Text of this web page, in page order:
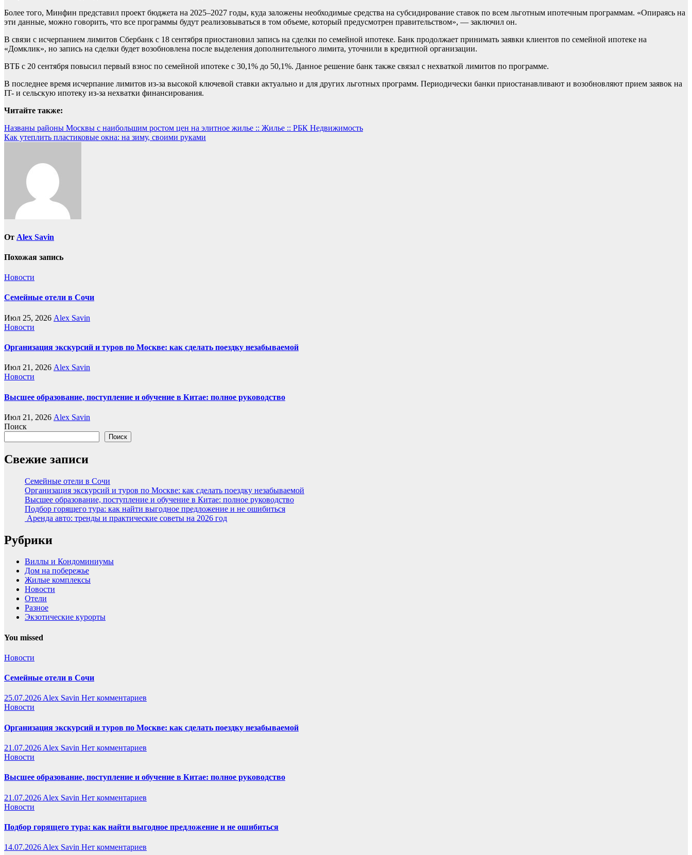
Более того, Минфин представил проект бюджета на 2025–2027 годы, куда заложены необходимые средства на субсидирование ставок по всем льготным ипотечным программам. «Опираясь на
эти данные, можно говорить, что все программы будут реализовываться в том объеме, который предусмотрен правительством», — заключил он.
В связи с исчерпанием лимитов Сбербанк с 18 сентября приостановил запись на сделки по семейной ипотеке. Банк продолжает принимать заявки клиентов по семейной ипотеке на
«Домклик», но запись на сделки будет возобновлена после выделения дополнительного лимита, уточнили в кредитной организации.
ВТБ с 20 сентября повысил первый взнос по семейной ипотеке с 30,1% до 50,1%. Данное решение банк также связал с нехваткой лимитов по программе.
В последнее время исчерпание лимитов из-за высокой ключевой ставки актуально и для других льготных программ. Периодически банки приостанавливают и возобновляют прием заявок на
IT- и сельскую ипотеку из-за нехватки финансирования.
Читайте также:
Навигация
по
Названы районы Москвы с наибольшим ростом цен на элитное жилье :: Жилье :: РБК Недвижимость
Как утеплить пластиковые окна: на зиму, своими руками
От Alex Savin
Похожая запись
Новости
Семейные отели в Сочи
Июл 25, 2026 Alex Savin
Новости
Организация экскурсий и туров по Москве: как сделать поездку незабываемой
Июл 21, 2026 Alex Savin
Новости
Высшее образование, поступление и обучение в Китае: полное руководство
Июл 21, 2026 Alex Savin
Поиск
Поиск
Свежие записи
Семейные отели в Сочи
Организация экскурсий и туров по Москве: как сделать поездку незабываемой
Высшее образование, поступление и обучение в Китае: полное руководство
Подбор горящего тура: как найти выгодное предложение и не ошибиться
Аренда авто: тренды и практические советы на 2026 год
Рубрики
Виллы и Кондоминиумы
Дом на побережье
Жилые комплексы
Новости
Отели
Разное
Экзотические курорты
You missed
Новости
Семейные отели в Сочи
25.07.2026Alex Savin Нет комментариев
Новости
Организация экскурсий и туров по Москве: как сделать поездку незабываемой
21.07.2026 Alex Savin Нет комментариев
Новости
Высшее образование, поступление и обучение в Китае: полное руководство
21.07.2026 Alex Savin Нет комментариев
Новости
Подбор горящего тура: как найти выгодное предложение и не ошибиться
14.07.2026 Alex Savin Нет комментариев